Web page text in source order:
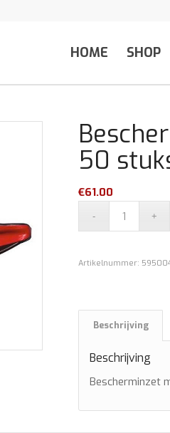
HOME SHOP
50
€61.00
Artikelnummer:
Beschrijving
Beschrijving
Bescherminzet